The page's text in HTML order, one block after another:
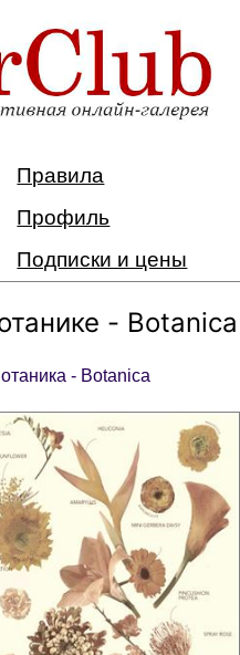
Правила
Профиль
Подписки и цены
- Botanica
- Botanica